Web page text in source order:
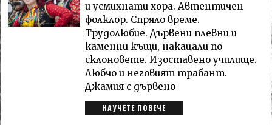
и усмихнати хора. Автентичен
фолклор. Спряло време.
Трудолюбие. Дървени плевни и
каменни къщи, накацали по
склоновете. Изоставено училище.
Любчо и неговият трабант.
Джамия с дървено
НАУЧЕТЕ ПОВЕЧЕ